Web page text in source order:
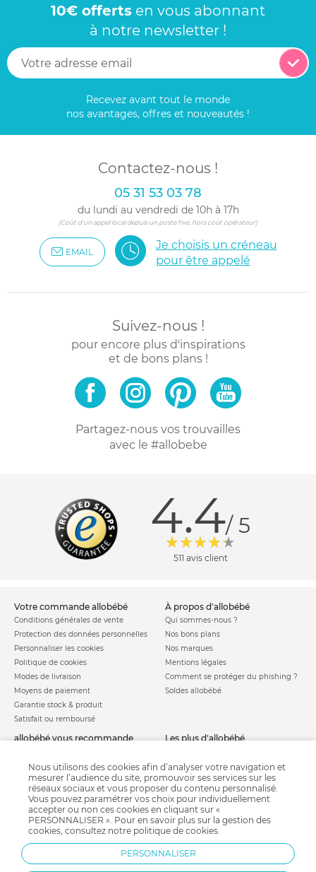
10€ offerts en vous abonnant
à notre newsletter !
Recevez avant tout le monde
nos avantages, offres et nouveautés !
Contactez-nous !
05 31 53 03 78
du lundi au vendredi de 10h à 17h
(Coût d'un appel local depuis un poste fixe, hors coût opérateur)
EMAIL
Je choisis un créneau
pour être appelé
Suivez-nous !
pour encore plus d'inspirations
et de bons plans !
Partagez-nous vos trouvailles
avec le #allobebe
4.4/ 5
511 avis client
votre commande allobébé
Conditions générales de vente
Protection des données personnelles
Personnaliser les cookies
Politique de cookies
Modes de livraison
Moyens de paiement
Garantie stock & produit
Satisfait ou remboursé
à propos d'allobébé
Qui sommes-nous ?
Nos bons plans
Nos marques
Mentions légales
Comment se protéger du phishing ?
Soldes allobébé
allobébé vous recommande
Nos labels
Nos licences
Besoin d'aide ?
FAQ
les plus d'allobébé
Infos conseils
Jeux concours
Valise de maternité
Parrainage
Paiement sécurisé
Charte qualité
Nous utilisons des cookies afin d’analyser votre navigation et
mesurer l’audience du site, promouvoir ses services sur les
réseaux sociaux et vous proposer du contenu personnalisé.
Vous pouvez paramétrer vos choix pour individuellement
accepter ou non ces cookies en cliquant sur «
PERSONNALISER ». Pour en savoir plus sur la gestion des
cookies, consultez notre politique de cookies.
PERSONNALISER